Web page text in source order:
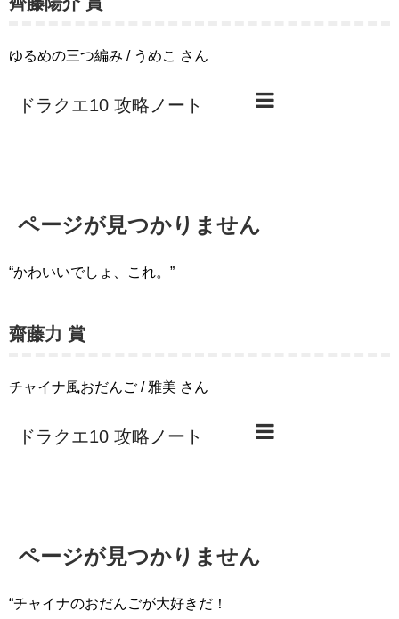
ゆるめの三つ編み / うめこ さん
“かわいいでしょ、これ。”
齋藤力 賞
チャイナ風おだんご / 雅美 さん
“チャイナのおだんごが大好きだ！